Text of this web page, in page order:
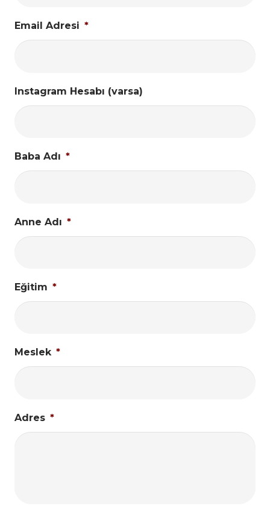
Email Adresi *
Instagram Hesabı (varsa)
Baba Adı *
Anne Adı *
Eğitim *
Meslek *
Adres *